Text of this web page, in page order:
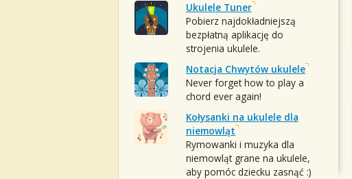
Ukulele Tuner
Pobierz najdokładniejszą
bezpłatną aplikację do
strojenia ukulele.
Notacja Chwytów ukulele
Never forget how to play a
chord ever again!
Kołysanki na ukulele dla
niemowląt
Rymowanki i muzyka dla
niemowląt grane na ukulele,
aby pomóc dziecku zasnąć :)